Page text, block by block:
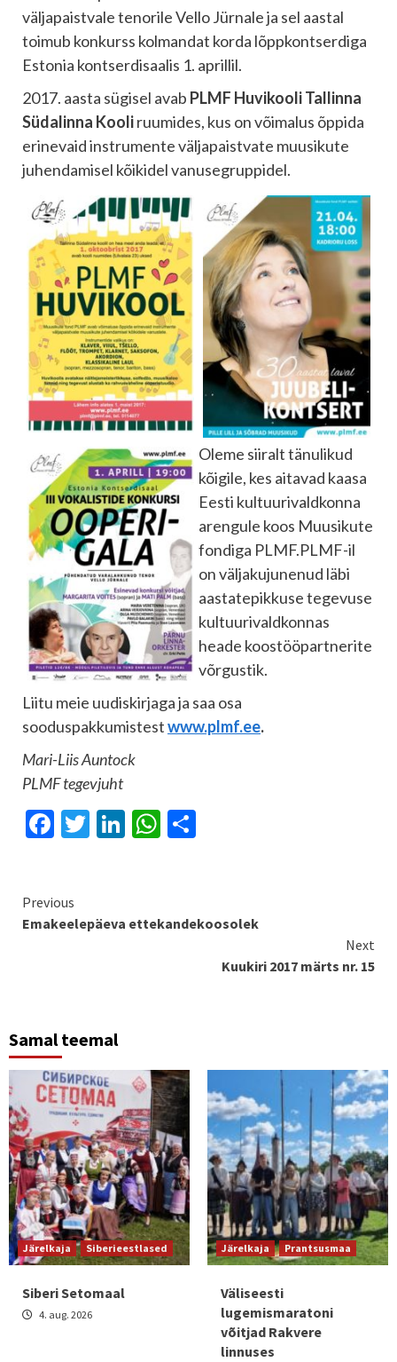
väljapaistvale tenorile Vello Jürnale ja sel aastal
toimub konkurss kolmandat korda lõppkontserdiga
Estonia kontserdisaalis 1. aprillil.
2017. aasta sügisel avab PLMF Huvikooli Tallinna
Südalinna Kooliruumides, kus on võimalus õppida
erinevaid instrumente väljapaistvate muusikute
juhendamisel kõikidel vanusegruppidel.
Oleme siiralt tänulikud
kõigile, kes aitavad kaasa
Eesti kultuurivaldkonna
arengule koos Muusikute
fondiga PLMF.PLMF-il
on väljakujunenud läbi
aastatepikkuse tegevuse
kultuurivaldkonnas
heade koostööpartnerite
võrgustik.
Liitu meie uudiskirjaga ja saa osa
sooduspakkumistestwww.plmf.ee.
Mari-Liis Auntock
PLMF tegevjuht
Facebook
Twitter
LinkedIn
WhatsApp
Continue
Reading
Previous
Emakeelepäeva ettekandekoosolek
Next
Kuukiri 2017 märts nr. 15
Samal teemal
Järelkaja Siberieestlased
Siberi Setomaal
4. aug. 2026
Järelkaja Prantsusmaa
Väliseesti
lugemismaratoni
võitjad Rakvere
linnuses